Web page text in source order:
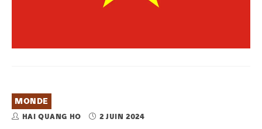
MONDE
HAI QUANG HO 2 JUIN 2024